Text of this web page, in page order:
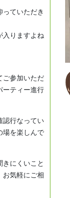
ていただき
入りますよね
ご参加いただ
ーティー進行
認行なってい
場を楽しんで
きにくいこと
お気軽にご相